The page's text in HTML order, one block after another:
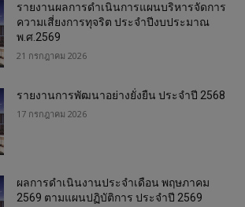
รายงานผลการดำเนินการแผนบริหารจัดการ
ความเสี่ยงการทุจริต ประจำปีงบประมาณ
พ.ศ.2569
21 กรกฎาคม 2026
รายงานการพัฒนาอย่างยั่งยืน ประจำปี 2568
17 กรกฎาคม 2026
ผลการดำเนินงานประจำเดือน พฤษภาคม
2569 ตามแผนปฏิบัติการ ประจำปี 2569